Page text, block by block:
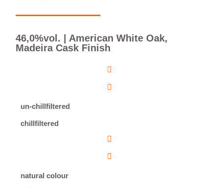
46,0%vol. | American White Oak,
Madeira Cask Finish
un-chillfiltered
chillfiltered
natural colour